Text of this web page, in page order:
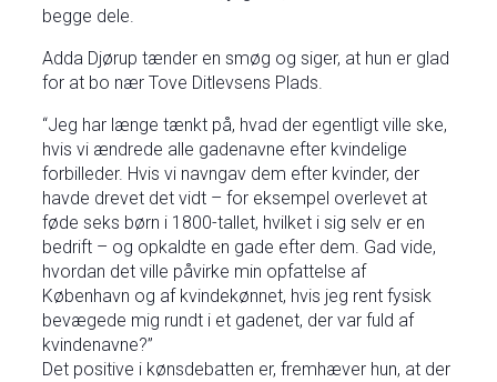
begge dele.
Adda Djørup tænder en smøg og siger, at hun er glad
for at bo nær Tove Ditlevsens Plads.
“Jeg har længe tænkt på, hvad der egentligt ville ske,
hvis vi ændrede alle gadenavne efter kvindelige
forbilleder. Hvis vi navngav dem efter kvinder, der
havde drevet det vidt – for eksempel overlevet at
føde seks børn i 1800-tallet, hvilket i sig selv er en
bedrift – og opkaldte en gade efter dem. Gad vide,
hvordan det ville påvirke min opfattelse af
København og af kvindekønnet, hvis jeg rent fysisk
bevægede mig rundt i et gadenet, der var fuld af
kvindenavne?”
Det positive i kønsdebatten er, fremhæver hun, at der